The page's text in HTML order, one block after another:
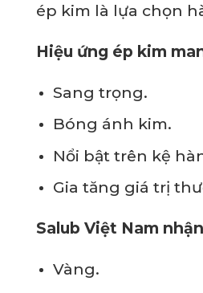
ép kim là lựa chọn
Hiệu ứng ép kim
Sang trọng.
Bóng ánh kim.
Nổi bật trên kệ
Gia tăng giá trị
Salub Việt Nam
Vàng.